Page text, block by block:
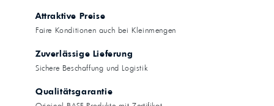
Attraktive Preise
Faire Konditionen auch bei Kleinmengen
Zuverlässige Lieferung
Sichere Beschaffung und Logistik
Qualitätsgarantie